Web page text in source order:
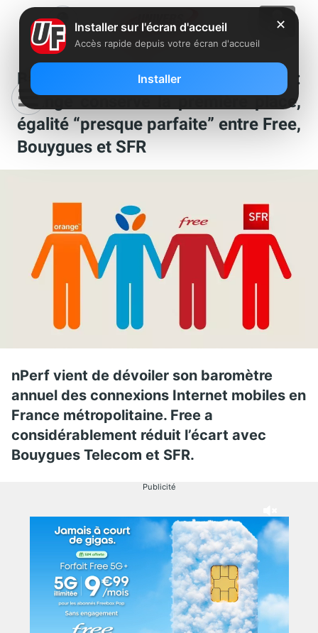
Baromètre mobile nPerf 2020 :
Orange conserve la première place,
égalité “presque parfaite” entre Free,
Bouygues et SFR
nPerf vient de dévoiler son baromètre
annuel des connexions Internet mobiles en
France métropolitaine. Free a
considérablement réduit l’écart avec
Bouygues Telecom et SFR.
Publicité
✕
Installer sur l'écran d'accueil
Accès rapide depuis votre écran d'accueil
Installer